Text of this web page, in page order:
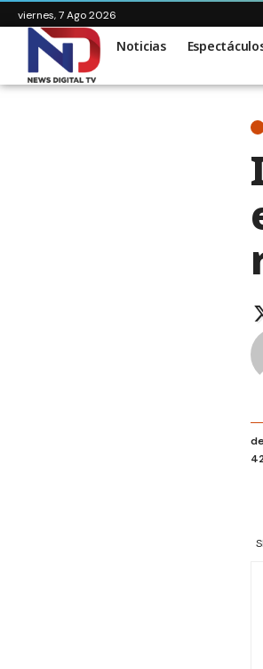
viernes, 7 Ago 2026
Noticias